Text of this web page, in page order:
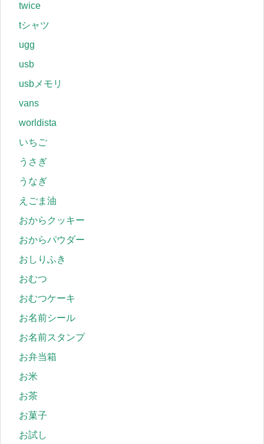
twice
tシャツ
ugg
usb
usbメモリ
vans
worldista
いちご
うさぎ
うなぎ
えごま油
おからクッキー
おからパウダー
おしりふき
おむつ
おむつケーキ
お名前シール
お名前スタンプ
お弁当箱
お米
お茶
お菓子
お試し